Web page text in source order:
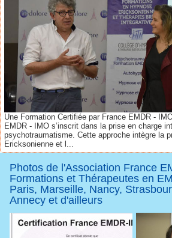
Une Formation Certifiée par France EMDR -
EMDR - IMO s’inscrit dans la prise en charge
psychotraumatisme. Cette approche intègre la
Ericksonienne et l...
Photos de l'Association France
Formations et Thérapeutes en
Paris, Marseille, Nancy,
Annecy et d'ailleurs